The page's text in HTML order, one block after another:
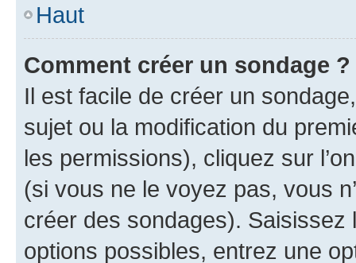
Haut
Comment créer un sondage ?
Il est facile de créer un
sujet ou la modification du
les permissions), cliquez sur
(si vous ne le voyez pas, vous
créer des sondages).
options possibles, entrez une